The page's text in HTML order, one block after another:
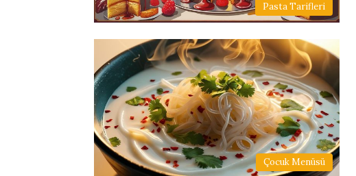
Pasta Tarifleri
Çocuk Menüsü